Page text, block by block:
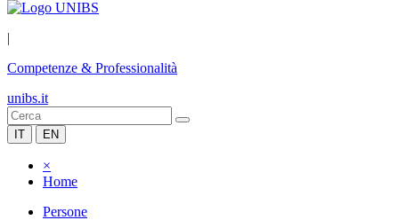
|
Competenze & Professionalità
unibs.it
IT EN
×
Home
Persone